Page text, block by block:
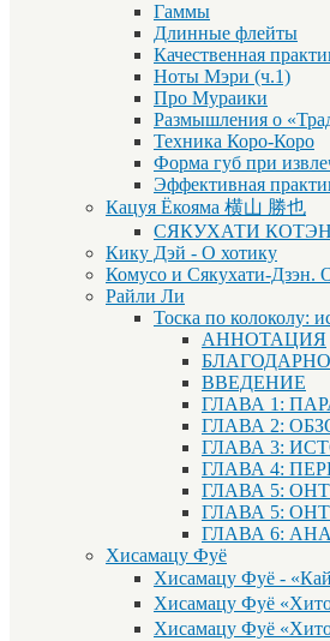
Гаммы
Длинные флейты
Качественная
Ноты Мэри (ч.1)
Про Мураики
Размышления о
Техника Коро-Коро
Форма губ при
Эффективная
Кацуя Ёкояма 横山 勝也
СЯКУХАТИ
Кику Дэй - О хотику
Комусо и Сякухати-Дзэн.
Райли Ли
Тоска по колоколу:
АННОТАЦИЯ
ВВЕДЕНИЕ
ГЛАВА 1:
ГЛАВА 2:
ГЛАВА 3:
ГЛАВА 4:
ГЛАВА 5:
ГЛАВА 5:
ГЛАВА 6:
Хисамацу Фуё
Хисамацу Фуё -
Хисамацу Фуё
Хисамацу Фуё